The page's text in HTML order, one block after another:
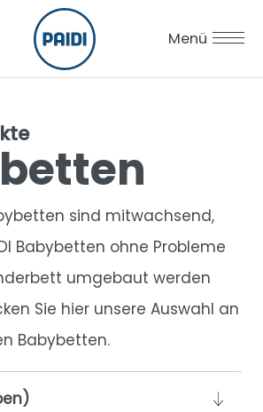
Menü
sind mitwachsend,
Babybetten ohne Probleme
umgebaut werden
Sie hier unsere Auswahl an
Babybetten.